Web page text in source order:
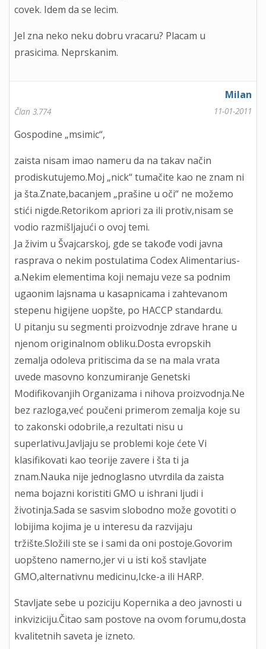
covek. Idem da se lecim.
Jel zna neko neku dobru vracaru? Placam u
prasicima. Neprskanim.
Milan
Član 3.774 11-01-2011
Gospodine „msimic“,
zaista nisam imao nameru da na takav način
prodiskutujemo.Moj „nick“ tumačite kao ne znam ni
ja šta.Znate,bacanjem „prašine u oči“ ne možemo
stići nigde.Retorikom apriori za ili protiv,nisam se
vodio razmišljajući o ovoj temi.
Ja živim u Švajcarskoj, gde se takođe vodi javna
rasprava o nekim postulatima Codex Alimentarius-
a.Nekim elementima koji nemaju veze sa podnim
ugaonim lajsnama u kasapnicama i zahtevanom
stepenu higijene uopšte, po HACCP standardu.
U pitanju su segmenti proizvodnje zdrave hrane u
njenom originalnom obliku.Dosta evropskih
zemalja odoleva pritiscima da se na mala vrata
uvede masovno konzumiranje Genetski
Modifikovanjih Organizama i nihova proizvodnja.Ne
bez razloga,već poučeni primerom zemalja koje su
to zakonski odobrile,a rezultati nisu u
superlativu.Javljaju se problemi koje ćete Vi
klasifikovati kao teorije zavere i šta ti ja
znam.Nauka nije jednoglasno utvrdila da zaista
nema bojazni koristiti GMO u ishrani ljudi i
životinja.Sada se sasvim slobodno može govotiti o
lobijima kojima je u interesu da razvijaju
tržište.Složili ste se i sami da oni postoje.Govorim
uopšteno namerno,jer vi u isti koš stavljate
GMO,alternativnu medicinu,Icke-a ili HARP.
Stavljate sebe u poziciju Kopernika a deo javnosti u
inkviziciju.Čitao sam postove na ovom forumu,dosta
kvalitetnih saveta je izneto.